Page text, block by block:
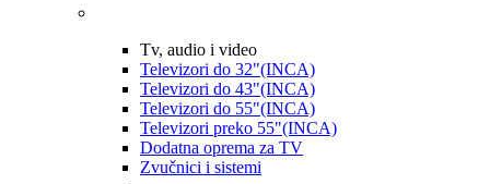
Tv, audio i video
Televizori do 32"(INCA)
Televizori do 43"(INCA)
Televizori do 55"(INCA)
Televizori preko 55"(INCA)
Dodatna oprema za TV
Zvučnici i sistemi